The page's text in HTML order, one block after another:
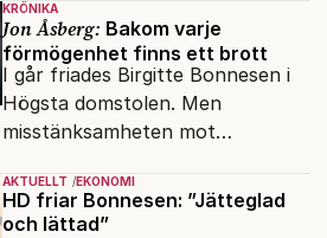
KRÖNIKA
Jon Åsberg: Bakom varje
förmögenhet finns ett brott
I går friades Birgitte Bonnesen i
Högsta domstolen. Men
misstänksamheten mot
AKTUELLT EKONOMI
HD friar Bonnesen: ”Jätteglad
och lättad”